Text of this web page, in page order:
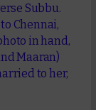
Subbu.
Chennai,
in hand,
Maaran)
to her,